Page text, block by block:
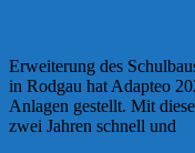
Erweiterung des
in Rodgau hat Adapteo
Anlagen gestellt. Mit
zwei Jahren schnell und